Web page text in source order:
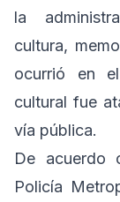
la
cultura,
ocurrió en
cultural fue
vía pública.
De acuerdo
Policía